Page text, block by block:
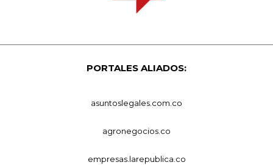
PORTALES ALIADOS:
asuntoslegales.com.co
agronegocios.co
empresas.larepublica.co